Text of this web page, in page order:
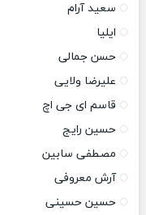
سعید آرام
ایلیا
حسن جمالی
علیرضا ولایی
قاسم ای جی اچ
حسین رایج
مصطفی سابین
آرش معروفی
حسین حسینی